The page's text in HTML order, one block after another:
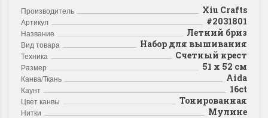
Производитель Xiu Crafts
Артикул #2031801
Название Летний бриз
Вид товара Набор для вышивания
Техника Счетный крест
Размер 51 х 52 см
Канва/Ткань Aida
Каунт 16ct
Цвет канвы Тонированная
Нитки Мулине